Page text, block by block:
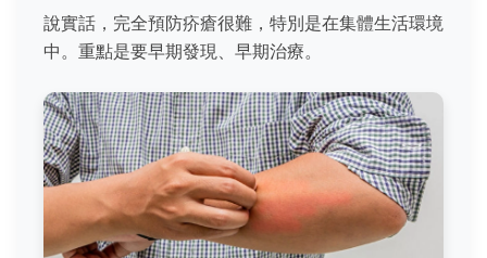
說實話，完全預防疥瘡很難，特別是在集體生活環境
中。重點是要早期發現、早期治療。